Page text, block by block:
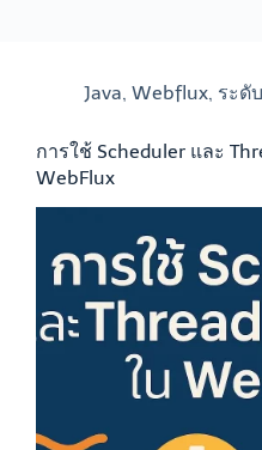
Java, Webflux, ระดั
การใช้ Scheduler และ
WebFlux